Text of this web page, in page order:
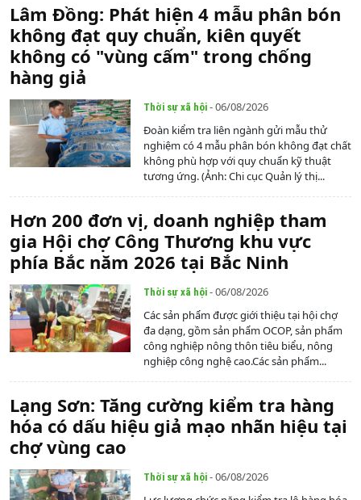
Lâm Đồng: Phát hiện 4 mẫu phân bón
không đạt quy chuẩn, kiên quyết
không có "vùng cấm" trong chống
hàng giả
Thời sự xã hội - 06/08/2026
Đoàn kiểm tra liên ngành gửi mẫu thử
nghiệm có 4 mẫu phân bón không đạt chất
không phù hợp với quy chuẩn kỹ thuật
tương ứng. (Ảnh: Chi cục Quản lý thị...
Hơn 200 đơn vị, doanh nghiệp tham
gia Hội chợ Công Thương khu vực
phía Bắc năm 2026 tại Bắc Ninh
Thời sự xã hội - 06/08/2026
Các sản phẩm được giới thiệu tại hội chợ
đa dạng, gồm sản phẩm OCOP, sản phẩm
công nghiệp nông thôn tiêu biểu, nông
nghiệp công nghệ cao.Các sản phẩm...
Lạng Sơn: Tăng cường kiểm tra hàng
hóa có dấu hiệu giả mạo nhãn hiệu tại
chợ vùng cao
Thời sự xã hội - 06/08/2026